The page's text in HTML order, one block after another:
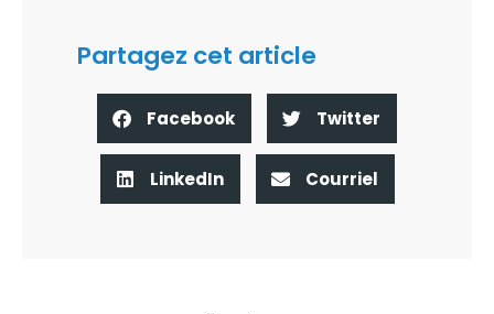
Partagez cet article
Facebook Twitter
LinkedIn Courriel